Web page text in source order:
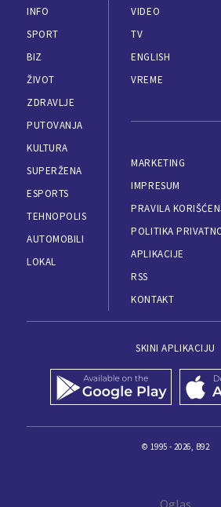
INFO
SPORT
BIZ
ŽIVOT
ZDRAVLJE
PUTOVANJA
KULTURA
SUPERŽENA
ESPORTS
TEHNOPOLIS
AUTOMOBILI
LOKAL
VIDEO
TV
ENGLISH
VREME
MARKETING
IMPRESUM
PRAVILA
POLITIKA
APLIKACIJE
RSS
KONTAKT
SKINI APLIKACIJU
© 1995 - 2026, B92